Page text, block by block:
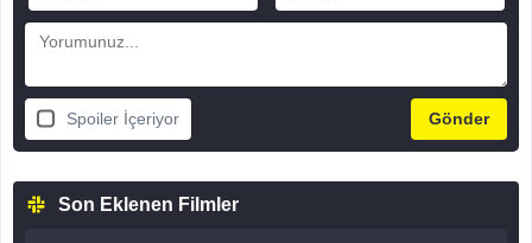
Spoiler İçeriyor
Son Eklenen Filmler